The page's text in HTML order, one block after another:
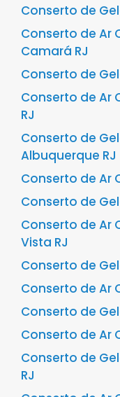
Conserto de
Conserto de Ar
Camará RJ
Conserto de
Conserto de Ar
RJ
Conserto de
Albuquerque RJ
Conserto de Ar
Conserto de
Conserto de Ar
Vista RJ
Conserto de
Conserto de Ar
Conserto de
Conserto de Ar
Conserto de
RJ